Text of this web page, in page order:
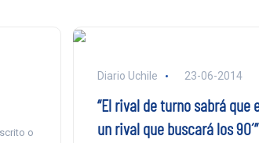
o
Diario Uchile 23-06-2014
“El rival de turno sabrá que
un rival que buscará los 90´”